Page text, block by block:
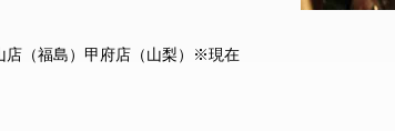
店（福島）甲府店（山梨）※現在